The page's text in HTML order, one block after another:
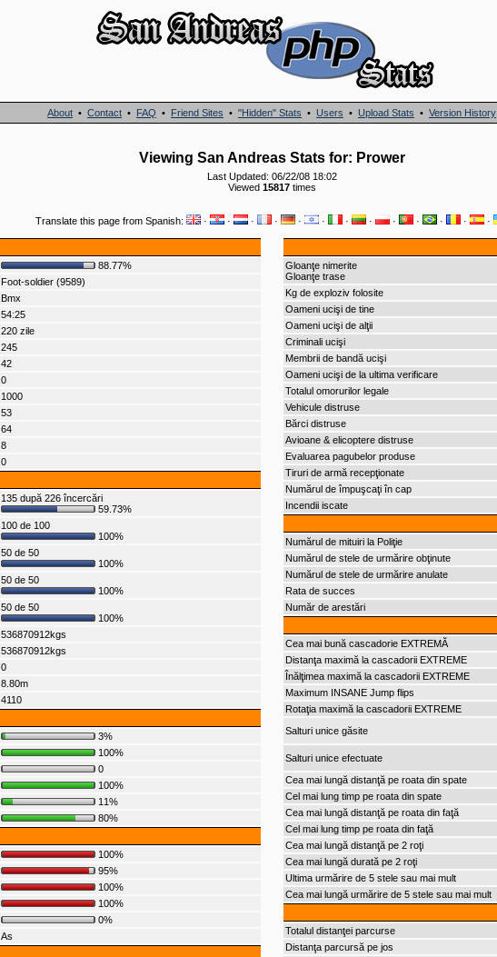
About • Contact • FAQ • Friend Sites • "Hidden" Stats • Users • Upload Stats • Version History
Viewing San Andreas Stats for: Prower
Last Updated: 06/22/08 18:02
Viewed 15817times
Translate this page from Spanish: · · · · · · · · · · · · ·
88.77%
Foot-soldier (9589)
Bmx
54:25
220 zile
245
42
0
1000
53
64
8
0
135 după 226 încercări
59.73%
100 de 100
100%
50 de 50
100%
50 de 50
100%
50 de 50
100%
536870912kgs
536870912kgs
0
8.80m
4110
3%
100%
0
100%
11%
80%
100%
95%
100%
100%
0%
As
Gloanţe nimerite
Gloanţe trase
Kg de exploziv folosite
Oameni ucişi de tine
Oameni ucişi de alţii
Criminali ucişi
Membrii de bandă ucişi
Oameni ucişi de la ultima verificare
Totalul omorurilor legale
Vehicule distruse
Bărci distruse
Avioane & elicoptere distruse
Evaluarea pagubelor produse
Tiruri de armă recepţionate
Numărul de împuşcaţi în cap
Incendii iscate
Numărul de mituiri la Poliţie
Numărul de stele de urmărire obţinute
Numărul de stele de urmărire anulate
Rata de succes
Număr de arestări
Cea mai bună cascadorie EXTREMĂ
Distanţa maximă la cascadorii EXTREME
Înălţimea maximă la cascadorii EXTREME
Maximum INSANE Jump flips
Rotaţia maximă la cascadorii EXTREME
Salturi unice găsite
Salturi unice efectuate
Cea mai lungă distanţă pe roata din spate
Cel mai lung timp pe roata din spate
Cea mai lungă distanţă pe roata din faţă
Cel mai lung timp pe roata din faţă
Cea mai lungă distanţă pe 2 roţi
Cea mai lungă durată pe 2 roţi
Ultima urmărire de 5 stele sau mai mult
Cea mai lungă urmărire de 5 stele sau mai mult
Totalul distanţei parcurse
Distanţa parcursă pe jos